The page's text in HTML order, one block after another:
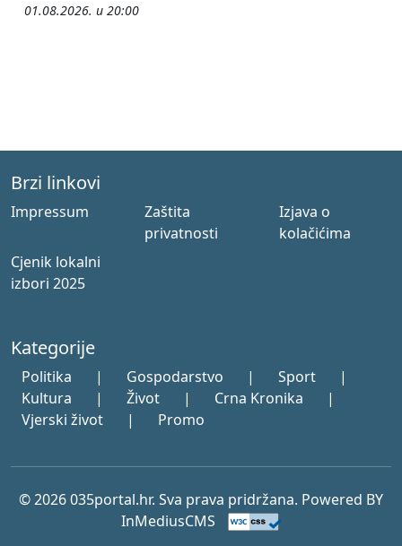
01.08.2026. u 20:00
Brzi linkovi
Impressum
Zaštita
privatnosti
Izjava o
kolačićima
Cjenik lokalni
izbori 2025
Kategorije
Politika | Gospodarstvo | Sport
|
Kultura
| Život | Crna Kronika
|
Vjerski život
| Promo
© 2026 035portal.hr. Sva prava pridržana. Powered BY
InMediusCMS